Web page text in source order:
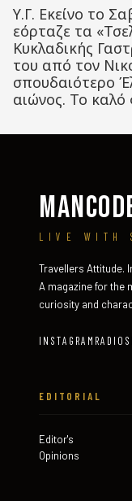
Υ.Γ. Εκείνο το
εόρταζε τα
Κυκλαδικής
του από τον
σπουδαιότερο
αιώνος. Το καλό
LIVE WITH
Travellers Attitude.
A magazine for the
curiosity and
INSTAGRAM RADIO
EDITORIAL
Editor's
Opinions